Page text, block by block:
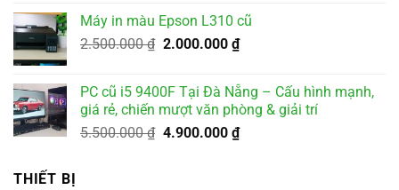
2.000.000 ₫.
tại
là:
1.800.000 ₫.
Máy in màu Epson L310 cũ
2.500.000₫ Giá
2.500.000 ₫.
2.000.000 ₫Giá
tại
là:
2.000.000 ₫.
PC cũ i5 9400F Tại Đà Nẵng – Cấu hình mạnh,
giá rẻ, chiến mượt văn phòng & giải trí
5.500.000₫ Giá
4.900.000 ₫Giá
THIẾT BỊ